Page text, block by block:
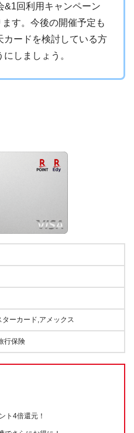
&1回利用キャンペーン
ます。今後の開催予定も
カードを検討している方
しましょう。
ーカード,アメックス
行保険
ト4倍還元！